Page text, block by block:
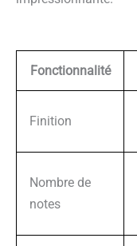
Fonctionnalité
Finition
Nombre de
notes